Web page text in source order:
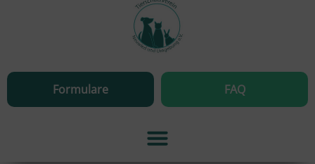
Formulare FAQ